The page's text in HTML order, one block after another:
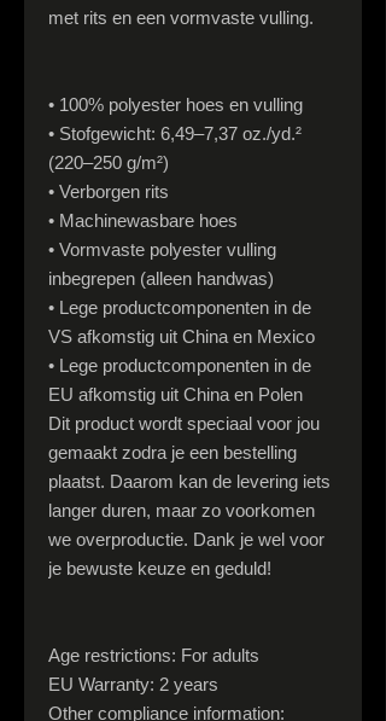
met rits en een vormvaste vulling.
• 100% polyester hoes en vulling
• Stofgewicht: 6,49–7,37 oz./yd.²
(220–250 g/m²)
• Verborgen rits
• Machinewasbare hoes
• Vormvaste polyester vulling
inbegrepen (alleen handwas)
• Lege productcomponenten in de
VS afkomstig uit China en Mexico
• Lege productcomponenten in de
EU afkomstig uit China en Polen
Dit product wordt speciaal voor jou
gemaakt zodra je een bestelling
plaatst. Daarom kan de levering iets
langer duren, maar zo voorkomen
we overproductie. Dank je wel voor
je bewuste keuze en geduld!
Age restrictions: For adults
EU Warranty: 2 years
Other compliance information: